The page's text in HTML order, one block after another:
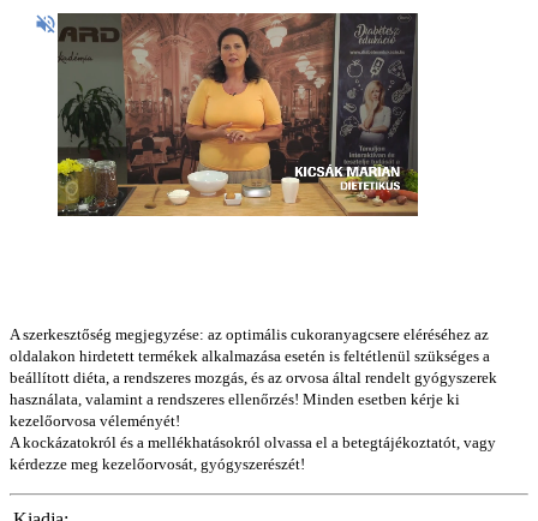
A szerkesztőség megjegyzése: az optimális cukoranyagcsere eléréséhez az
oldalakon hirdetett termékek alkalmazása esetén is feltétlenül szükséges a
beállított diéta, a rendszeres mozgás, és az orvosa által rendelt gyógyszerek
használata, valamint a rendszeres ellenőrzés! Minden esetben kérje ki
kezelőorvosa véleményét!
A kockázatokról és a mellékhatásokról olvassa el a betegtájékoztatót, vagy
kérdezze meg kezelőorvosát, gyógyszerészét!